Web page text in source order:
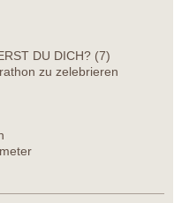
DU DICH? (7)
zu zelebrieren